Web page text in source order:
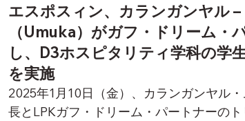
エスポスィン、カランガンヤル
（Umuka）がガフ・ドリーム・
し、D3ホスピタリティ学科の学
を実施
2025年1月10日（金）、カランガンヤル
長とLPKガフ・ドリーム・パートナーの